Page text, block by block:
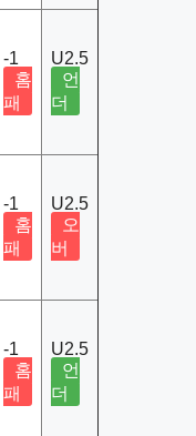
-1
홈
패
U2.5
언
더
-1
홈
패
U2.5
오
버
-1
홈
패
U2.5
언
더